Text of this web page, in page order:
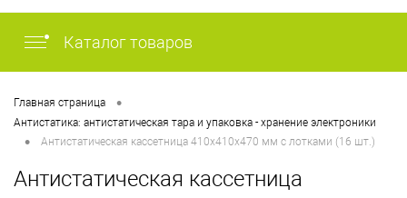
Каталог товаров
Главная страница •
Антистатика: антистатическая тара и упаковка - хранение электроники
• Антистатическая кассетница 410х410х470 мм с лотками (16 шт.)
Антистатическая кассетница